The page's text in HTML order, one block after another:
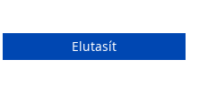
Elutasít